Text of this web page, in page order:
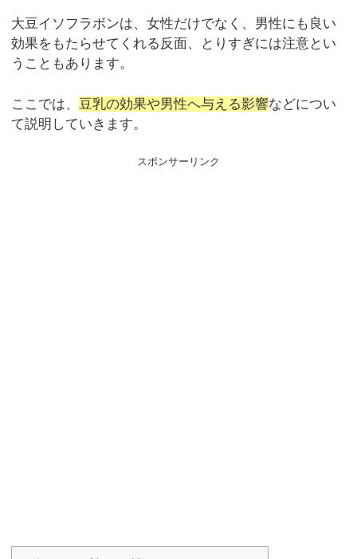
大豆イソフラボンは、女性だけでなく、男性にも良い
効果をもたらせてくれる反面、とりすぎには注意とい
うこともあります。
ここでは、豆乳の効果や男性へ与える影響などについ
て説明していきます。
スポンサーリンク